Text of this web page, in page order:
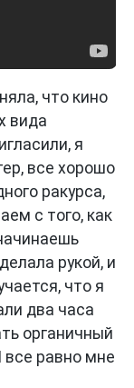
что кино
вида
я
все хорошо
ракурса,
с того, как
рукой, и
что я
два часа
органичный
равно мне